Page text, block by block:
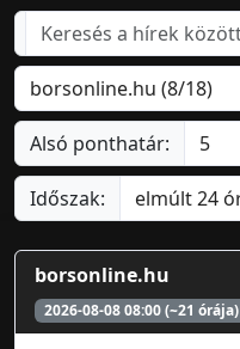
Alsó ponthatár:
Időszak:
borsonline.hu
2026-08-08 08:00 (~21 órája)